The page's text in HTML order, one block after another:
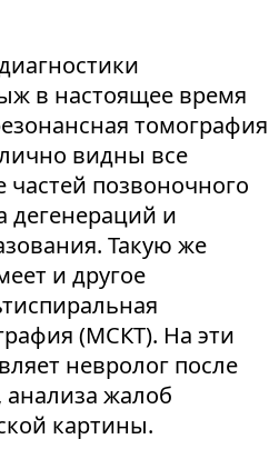
в настоящее время
томография
видны все
позвоночного
дегенераций и
Такую же
и другое
(МСКТ). На эти
невролог после
анализа жалоб
картины.